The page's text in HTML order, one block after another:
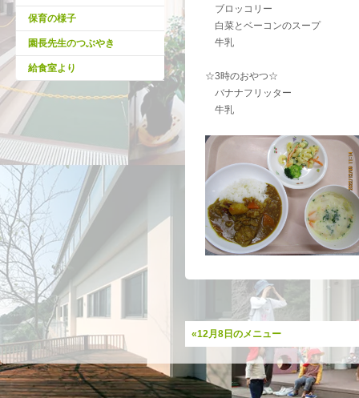
保育の様子
園長先生のつぶやき
給食室より
ブロッコリー
白菜とベーコンのスープ
牛乳
☆3時のおやつ☆
バナナフリッター
牛乳
«12月8日のメニュー